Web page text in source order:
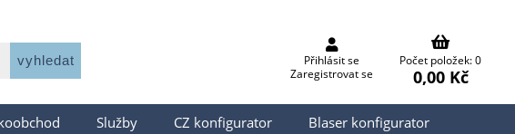
Přihlásit se
Zaregistrovat se
Počet položek: 0
0,00 Kč
Služby CZ konfigurator Blaser konfigurator